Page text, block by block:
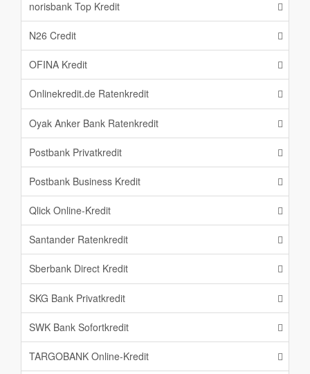
norisbank Top Kredit
N26 Credit
OFINA Kredit
Onlinekredit.de Ratenkredit
Oyak Anker Bank Ratenkredit
Postbank Privatkredit
Postbank Business Kredit
Qlick Online-Kredit
Santander Ratenkredit
Sberbank Direct Kredit
SKG Bank Privatkredit
SWK Bank Sofortkredit
TARGOBANK Online-Kredit